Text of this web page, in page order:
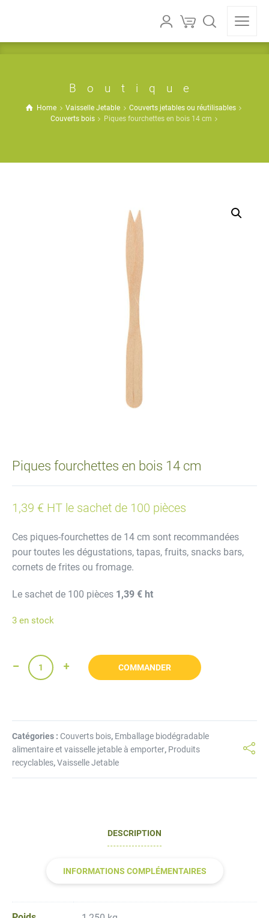
Boutique
Home Vaisselle Jetable
Couverts jetables ou réutilisables
Couverts bois
Piques fourchettes en bois 14 cm
Piques fourchettes en bois 14 cm
1,39 € HT le sachet de 100 pièces
Ces piques-fourchettes de 14 cm sont recommandées
pour toutes les dégustations, tapas, fruits, snacks bars,
cornets de frites ou fromage.
Le sachet de 100 pièces 1,39 € ht
3 en stock
COMMANDER
Catégories : Couverts bois, Emballage biodégradable
alimentaire et vaisselle jetable à emporter, Produits
recyclables,Vaisselle Jetable
DESCRIPTION
INFORMATIONS COMPLÉMENTAIRES